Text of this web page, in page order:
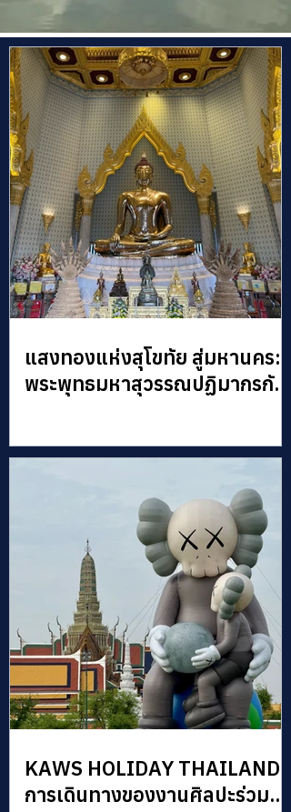
แสงทองแห่งสุโขทัย สู่มหานคร:
พระพุทธมหาสุวรรณปฏิมากรกับ
KAWS HOLIDAY THAILAND:
การเดินทางของงานศิลปะร่วม